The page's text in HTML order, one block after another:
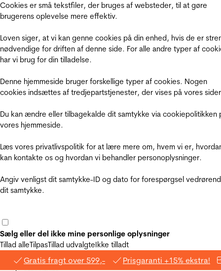
Cookies er små tekstfiler, der bruges af websteder, til at gøre
brugerens oplevelse mere effektiv.
Loven siger, at vi kan genne cookies på din enhed, hvis de er
nødvendige for driften af denne side. For alle andre typer af
har vi brug for din tilladelse.
Denne hjemmeside bruger forskellige typer af cookies. Nogen
cookies indsættes af tredjepartstjenester, der vises på vores
Du kan ændre eller tilbagekalde dit samtykke via cookiepolitikken
vores hjemmeside.
Læs vores privatlivspolitik for at lære mere om, hvem vi er,
kan kontakte os og hvordan vi behandler personoplysninger.
Angiv venligst dit samtykke-ID og dato for forespørgsel
dit samtykke.
Sælg eller del ikke mine personlige oplysninger
Tillad alleTilpasTillad udvalgteIkke tilladt
Gratis fragt over 599,- Prisgaranti +15% ekstra!